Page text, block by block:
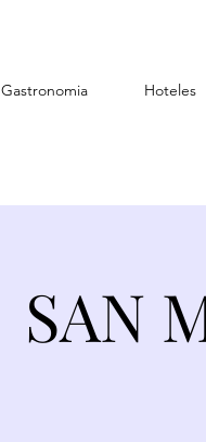
Gastronomia Hoteles
SAN